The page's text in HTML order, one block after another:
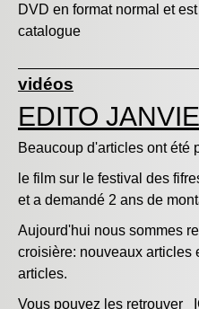
DVD en format normal et
catalogue
vidéos
EDITO
Beaucoup d'articles ont été
le film sur le festival des
et a demandé 2 ans de
Aujourd'hui nous sommes
croisière: nouveaux
articles.
Vous pouvez les retrouver